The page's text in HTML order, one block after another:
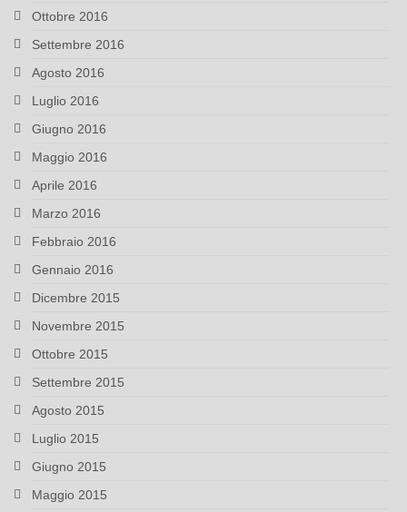
Ottobre 2016
Settembre 2016
Agosto 2016
Luglio 2016
Giugno 2016
Maggio 2016
Aprile 2016
Marzo 2016
Febbraio 2016
Gennaio 2016
Dicembre 2015
Novembre 2015
Ottobre 2015
Settembre 2015
Agosto 2015
Luglio 2015
Giugno 2015
Maggio 2015